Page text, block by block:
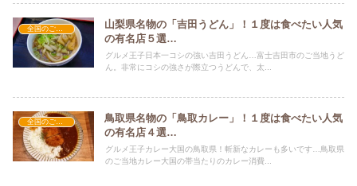
山梨県名物の「吉田うどん」！１度は食べたい人気
の有名店５選…
グルメ王子日本一コシの強い吉田うどん…富士吉田市のご当地うど
ん。非常にコシの強さが際立つうどんで、太...
全国のご当地グルメ
鳥取県名物の「鳥取カレー」！１度は食べたい人気
の有名店４選…
グルメ王子カレー大国の鳥取県！斬新なカレーも多いです…鳥取県
のご当地カレー大国の帯当たりのカレー消費...